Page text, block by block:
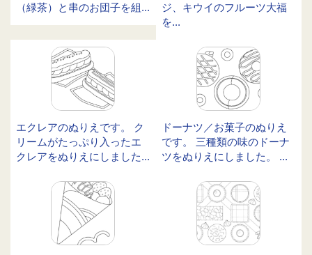
（緑茶）と串のお団子を組...
ジ、キウイのフルーツ大福
を...
エクレアのぬりえです。 ク
リームがたっぷり入ったエ
クレアをぬりえにしました...
ドーナツ／お菓子のぬりえ
です。 三種類の味のドーナ
ツをぬりえにしました。 ...